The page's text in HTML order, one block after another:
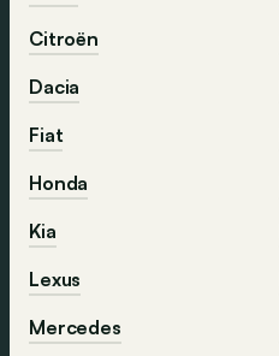
Citroën
Dacia
Fiat
Honda
Kia
Lexus
Mercedes